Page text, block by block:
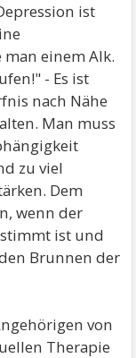
ist
man einem Alk.
- Es ist
nach Nähe
Man muss
zu viel
Dem
wenn der
ist und
Brunnen der
von
Therapie